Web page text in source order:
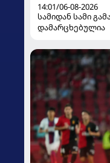
14:01/06-08-2026
სამიდან სამი
დამარცხებულია